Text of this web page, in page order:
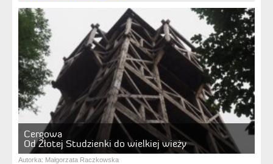
Cergowa
Od Złotej Studzienki do wielkiej wieży
Autorka: Małgorzata Raczkowska